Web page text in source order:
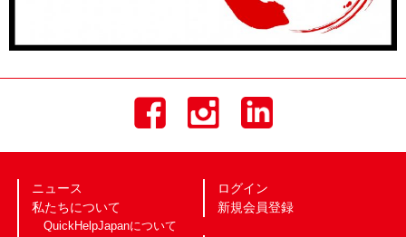
ニュース
私たちについて
QuickHelpJapanについて
ログイン
新規会員登録